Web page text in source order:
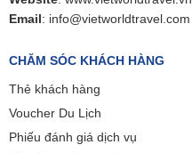
Email: info@vietworldtravel.com
CHĂM SÓC KHÁCH HÀNG
Thẻ khách hàng
Voucher Du Lịch
Phiếu đánh giá dịch vụ